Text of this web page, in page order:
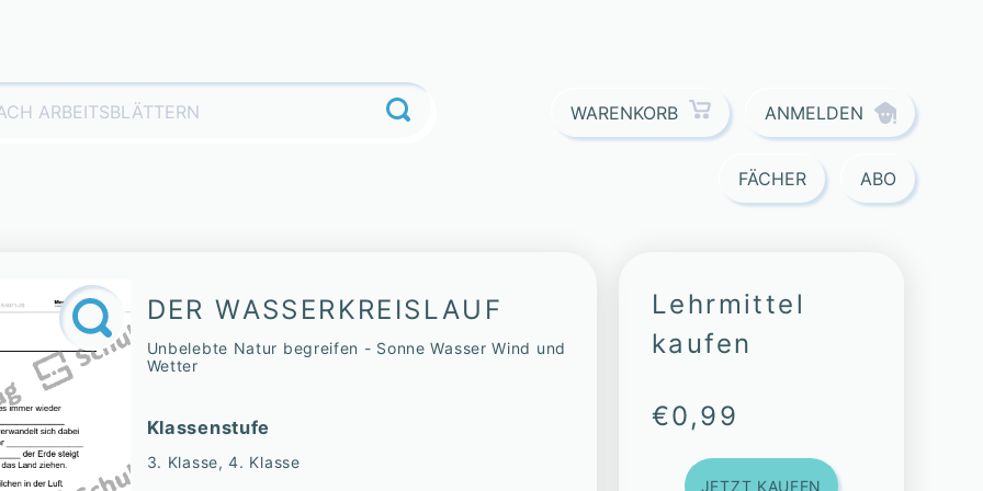
WARENKORB ANMELDEN
FÄCHER ABO
DER WASSERKREISLAUF
Unbelebte Natur begreifen - Sonne Wasser Wind und
Wetter
Klassenstufe
3. Klasse, 4. Klasse
Lehrmittel
kaufen
€0,99
JETZT KAUFEN